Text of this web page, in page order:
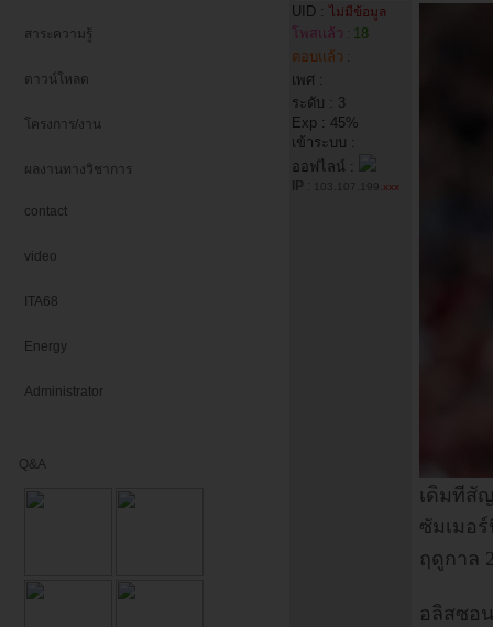
สาระความรู้
ดาวน์โหลด
โครงการ/งาน
ผลงานทางวิชาการ
contact
video
ITA68
Energy
Administrator
Q&A
UID : ไม่มีข้อมูล
โพสแล้ว : 18
ตอบแล้ว :
เพศ :
ระดับ : 3
Exp : 45%
เข้าระบบ :
ออฟไลน์ :
IP : 103.107.199. xxx
เดิมทีสั
ซัมเมอ
ฤดูกาล
อลิสซอ